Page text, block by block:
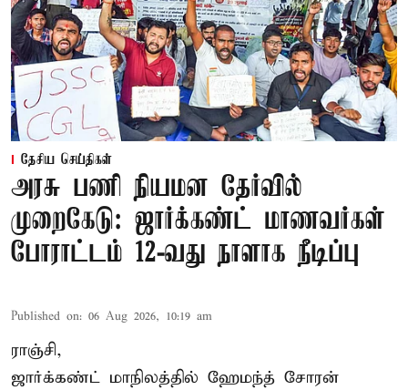
தேசிய செய்திகள்
அரசு பணி நியமன தேர்வில்
முறைகேடு: ஜார்க்கண்ட் மாணவர்கள்
போராட்டம் 12-வது நாளாக நீடிப்பு
Published on: 06 Aug 2026, 10:19 am
ராஞ்சி,
ஜார்க்கண்ட் மாநிலத்தில் ஹேமந்த் சோரன்